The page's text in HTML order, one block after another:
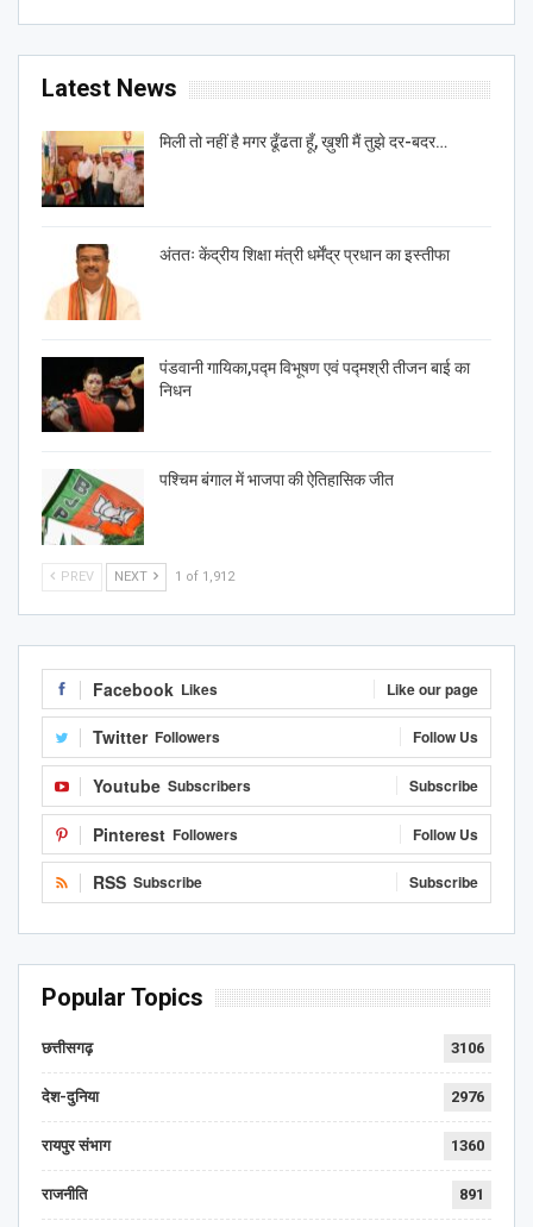
Latest News
मिली तो नहीं है मगर ढूँढता हूँ, ख़ुशी मैं तुझे दर-बदर…
अंततः केंद्रीय शिक्षा मंत्री धर्मेंद्र प्रधान का इस्तीफा
पंडवानी गायिका,पद्म विभूषण एवं पद्मश्री तीजन बाई का
निधन
पश्चिम बंगाल में भाजपा की ऐतिहासिक जीत
PREV NEXT 1 of 1,912
Facebook Likes Like our page
Twitter Followers Follow Us
Youtube Subscribers Subscribe
Pinterest Followers Follow Us
RSS Subscribe Subscribe
Popular Topics
छत्तीसगढ़ 3106
देश-दुनिया 2976
रायपुर संभाग 1360
राजनीति 891